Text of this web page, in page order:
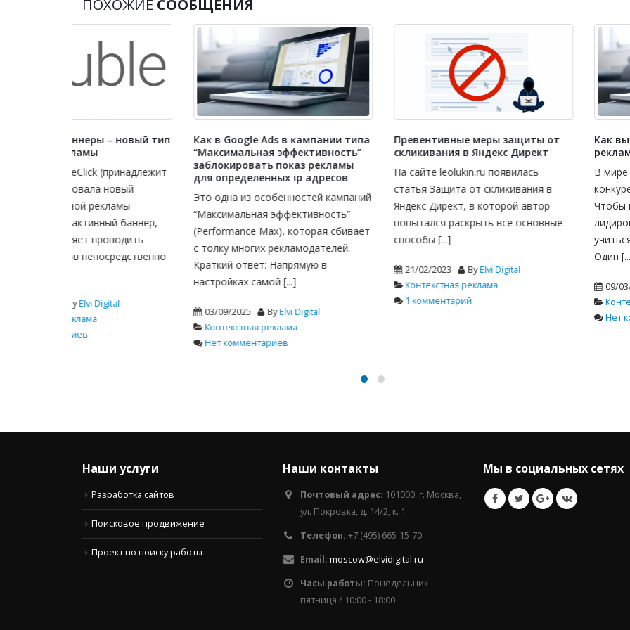
ПОХОЖИЕ СООБЩЕНИЯ
Как в Google Ads в кампании типа
“Максимальная эффективность”
заблокировать показ рекламы
для определенных ip адресов
Это одна из особенностей кампаний
“Максимальная эффективность”
(Performance Max), которая сбивает
с толку многих рекламодателей.
Краткий ответ: Напрямую в
03/09/2025
Elvi Digital
Превентивные меры защиты от
скликивания в Яндекс Директ
На сайте leolukin.ru появилась
статья Защита от скликивания в
Яндекс Директ, в которой автор
попытался раскрыть все основные
способы [...]
21/02/2023
Elvi Digital
Контекстная реклама
Как выжать максимум из
рекламы конкурентов
В мире digital-маркетинга
конкуренция высока как
Чтобы не просто выживать, а
лидировать, необходимо
учиться и
09/03/2025
Elvi Digital
Наши услуги
Разработка сайтов
Поисковое продвижение
Проект по поиску работы
Наши контакты
Почтовый адрес: 101000, г. Москва,
ул. Покровка, д. 14/2, к. 1
Телефон: +7 (495) 665-15-70
Email: moscow@elvidigital.ru
Часы работы: Понедельник -
пятница / 10:00 - 18:00
Мы в социальных сетях